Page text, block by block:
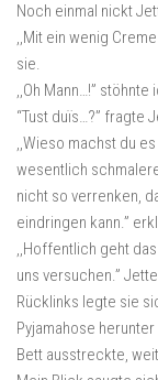
Noch einmal nickt
,,Mit ein wenig
sie.
,,Oh Mann…!”
“Tust duïs…?” fragte
,,Wieso machst du
wesentlich
nicht so verrenken,
eindringen kann.”
,,Hoffentlich geht
uns versuchen.”
Rücklinks legte sie
Pyjamahose
Bett ausstreckte,